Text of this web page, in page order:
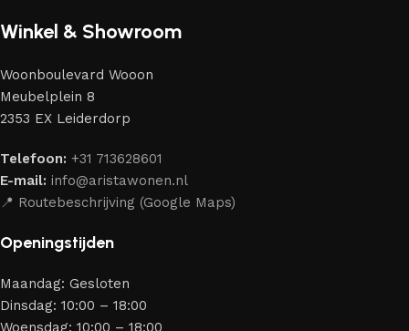
Winkel & Showroom
Woonboulevard Wooon
Meubelplein 8
2353 EX Leiderdorp
Telefoon: +31 713628601
E-mail: info@aristawonen.nl
📍 Routebeschrijving (Google Maps)
Openingstijden
Maandag: Gesloten
Dinsdag: 10:00 – 18:00
Woensdag: 10:00 – 18:00